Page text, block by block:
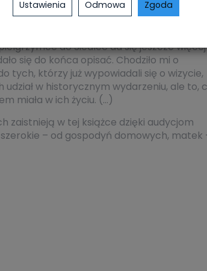
powrotu do tego wydarzenia, w którym ze
do Siedlec da się jeszcze więcej
się do końca opisać. Chodziło mi o
tych, którzy już wypowiadali się o wizycie,
w historycznym wydarzeniu, ale to,
miała w ich życiu. (…)
zaistnieją w tej książce dzięki audycjom
– od gospodyń domowych, matek
Ustawienia Odmowa Zgoda